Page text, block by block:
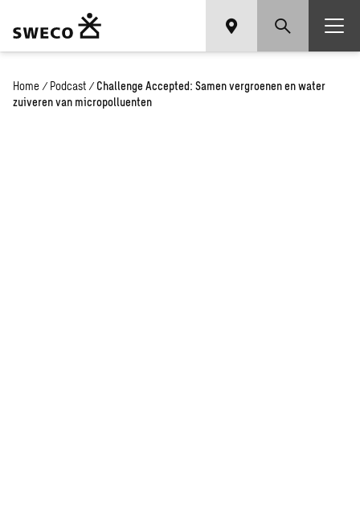
Home / Podcast / Challenge Accepted: Samen vergroenen en water
zuiveren van micropolluenten